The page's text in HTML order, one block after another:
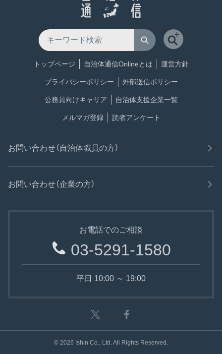
トップページ 自治体通信Onlineとは 運営方針
プライバシーポリシー 外部送信ポリシー
公務員向けキャリア 自治体支援企業一覧
メルマガ登録 読者アンケート
お問い合わせ（自治体職員の方）
お問い合わせ（企業の方）
お電話でのご相談
03-5291-1580
平日 10:00 ～ 19:00
© 2026 Ishin Co., Ltd. All Rights Reserved.